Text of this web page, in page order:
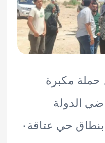
عتاقة٠